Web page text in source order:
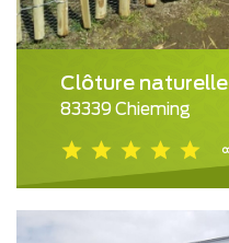
Clôture naturelle
83339 Chieming